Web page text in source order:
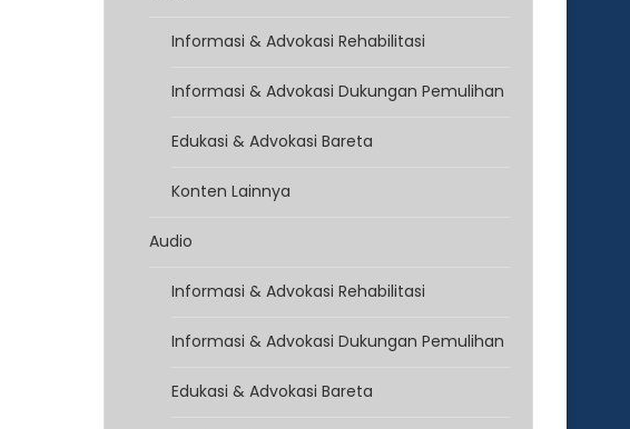
Informasi & Advokasi Rehabilitasi
Informasi & Advokasi Dukungan Pemulihan
Edukasi & Advokasi Bareta
Konten Lainnya
Audio
Informasi & Advokasi Rehabilitasi
Informasi & Advokasi Dukungan Pemulihan
Edukasi & Advokasi Bareta